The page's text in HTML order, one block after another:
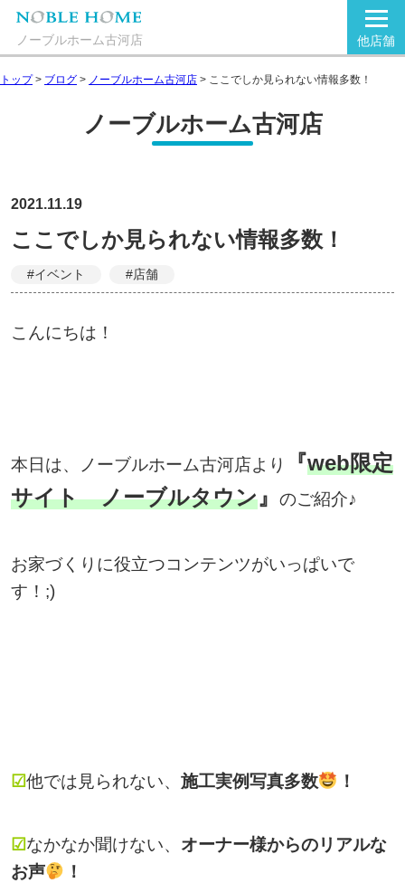
ノーブルホーム古河店 他店舗
トップ> ブログ > ノーブルホーム古河店 > ここでしか見られない情報多数！
ノーブルホーム古河店
2021.11.19
ここでしか見られない情報多数！
#イベント #店舗
こんにちは！
本日は、ノーブルホーム古河店より 『web限定
サイト ノーブルタウン』 のご紹介♪
お家づくりに役立つコンテンツがいっぱいで
す！;)
☑他では見られない、 施工実例写真多数 ！
☑なかなか聞けない、 オーナー様からのリアルな
お声
！